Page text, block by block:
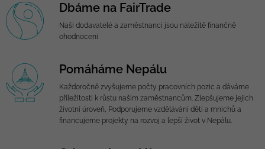
Dbáme na FairTrade
Naši dodavatelé a zaměstnanci jsou náležitě finančně
ohodnoceni
Pomáháme Nepálu
Každoročně zvyšujeme počty pracovních pozic a dáváme
příležitosti k růstu našim zaměstnancům. Zlepšujeme jejich
životní úroveň, Podporujeme vzdělávání dětí a mnichů a
financujeme projekty na rozvoj a lepší život v Nepálu.